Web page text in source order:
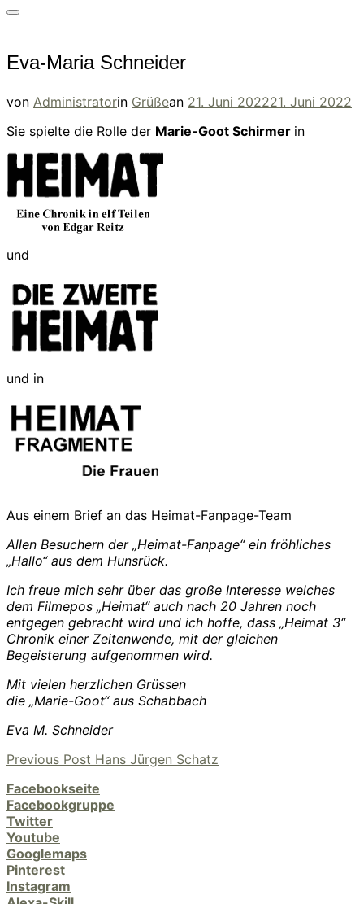
Seitenleiste
umschalten
Eva-Maria Schneider
von Administratorin Grüßean Veröffentlicht
21. Juni 202221. Juni 2022
Sie spielte die Rolle der Marie-Goot Schirmer in
und
und in
Aus einem Brief an das Heimat-Fanpage-Team
Allen Besuchern der „Heimat-Fanpage“ ein fröhliches
„Hallo“ aus dem Hunsrück.
Ich freue mich sehr über das große Interesse welches
dem Filmepos „Heimat“ auch nach 20 Jahren noch
entgegen gebracht wird und ich hoffe, dass „Heimat 3“
Chronik einer Zeitenwende, mit der gleichen
Begeisterung aufgenommen wird.
Mit vielen herzlichen Grüssen
die „Marie-Goot“ aus Schabbach
Eva M. Schneider
Beitragsnavigation
Previous
Previous Post Hans Jürgen Schatz
Facebookseite
Facebookgruppe
Twitter
Youtube
Googlemaps
Pinterest
Instagram